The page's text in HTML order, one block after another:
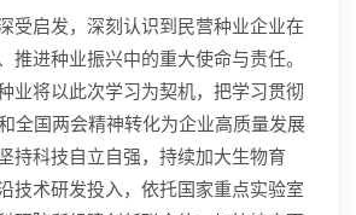
受启发，深刻认识到民营种业企业在
推进种业振兴中的重大使命与责任。
业将以此次学习为契机，把学习贯彻
全国两会精神转化为企业高质量发展
持科技自立自强，持续加大生物育
技术研发投入，依托国家重点实验室